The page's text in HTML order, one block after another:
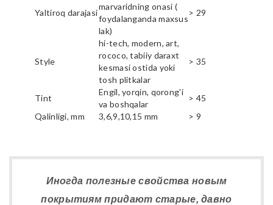
Yaltiroq darajasi
marvaridning onasi (
foydalanganda maxsus
lak)
> 29
Style
hi-tech, modern, art,
rococo, tabiiy daraxt
kesmasi ostida yoki
tosh plitkalar
> 35
Tint
Engil, yorqin, qorong'i
va boshqalar
> 45
Qalinligi, mm
3,6,9,10,15 mm > 9
Иногда полезные свойства новым
покрытиям придают старые, давно